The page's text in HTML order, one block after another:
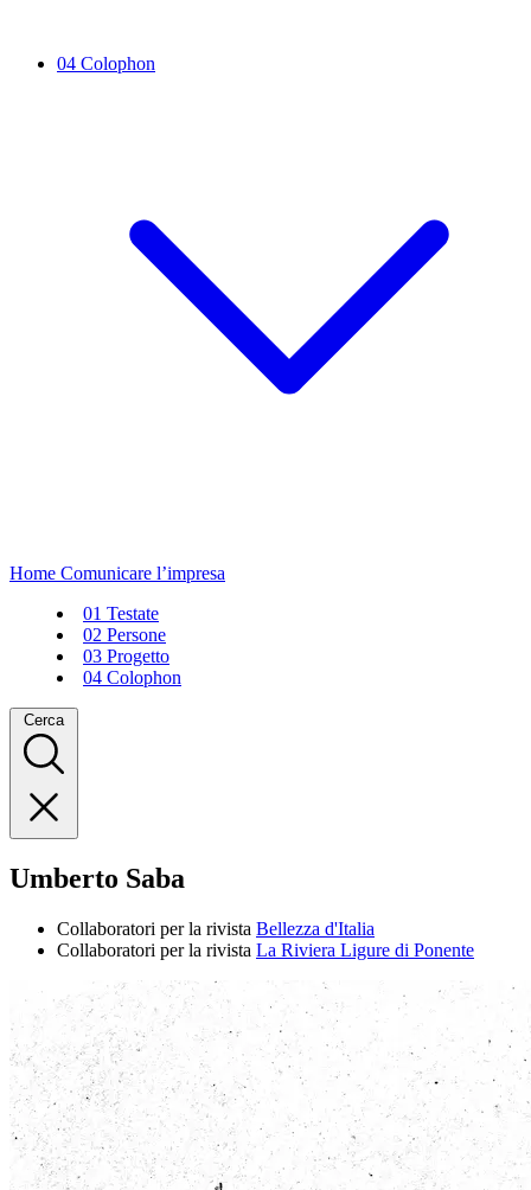
04 Colophon
Home Comunicare l’impresa
01 Testate
02 Persone
03 Progetto
04 Colophon
Cerca
Umberto Saba
Collaboratori per la rivista Bellezza d'Italia
Collaboratori per la rivista La Riviera Ligure di Ponente